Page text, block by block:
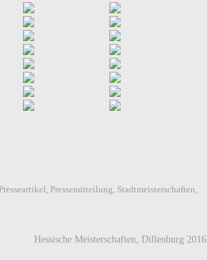
Presseartikel, Pressemitteilung, Stadtmeisterschaften,
Hessische Meisterschaften, Dillenburg 2016